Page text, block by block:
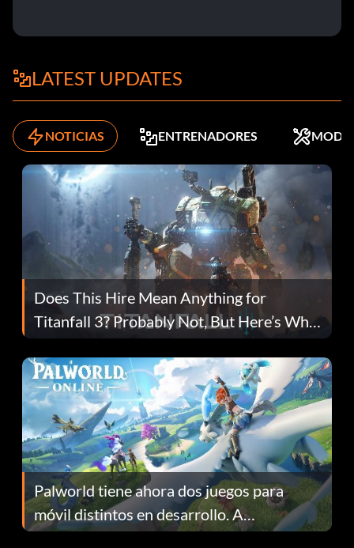
LATEST UPDATES
NOTICIAS ENTRENADORES MODS
Does This Hire Mean Anything for
Titanfall 3? Probably Not, But Here’s Why
Fans Are Hopeful
Palworld tiene ahora dos juegos para
móvil distintos en desarrollo. A
continuación te explicamos por qué.